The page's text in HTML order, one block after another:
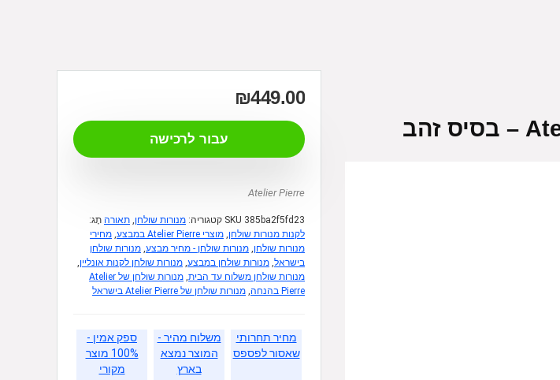
₪449.00
עבור לרכישה
Atelier Pierre
SKU 385ba2f5fd23 קטגוריה: מנורות שולחן, תאורה תָג:
לקנות מנורות שולחן, מוצרי Atelier Pierre במבצע , מחירי
מנורות שולחן, מנורות שולחן - מחיר מבצע, מנורות שולחן
בישראל, מנורות שולחן במבצע, מנורות שולחן לקנות אונליין,
מנורות שולחן משלוח עד הבית,
מנורות שולחן של Atelier
Pierre בהנחה
, מנורות שולחן של Atelier Pierre בישראל
מחיר תחרותי
שאסור לפספס
משלוח מהיר -
המוצר נמצא
בארץ
ספק אמין -
100% מוצר
מקורי